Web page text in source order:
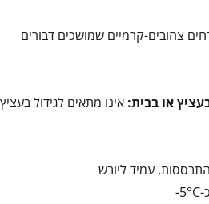
צהובים-קרמיים שמושכים דבורים
או בבית: אינו מתאים לגידול בעציץ
עמיד ליובש